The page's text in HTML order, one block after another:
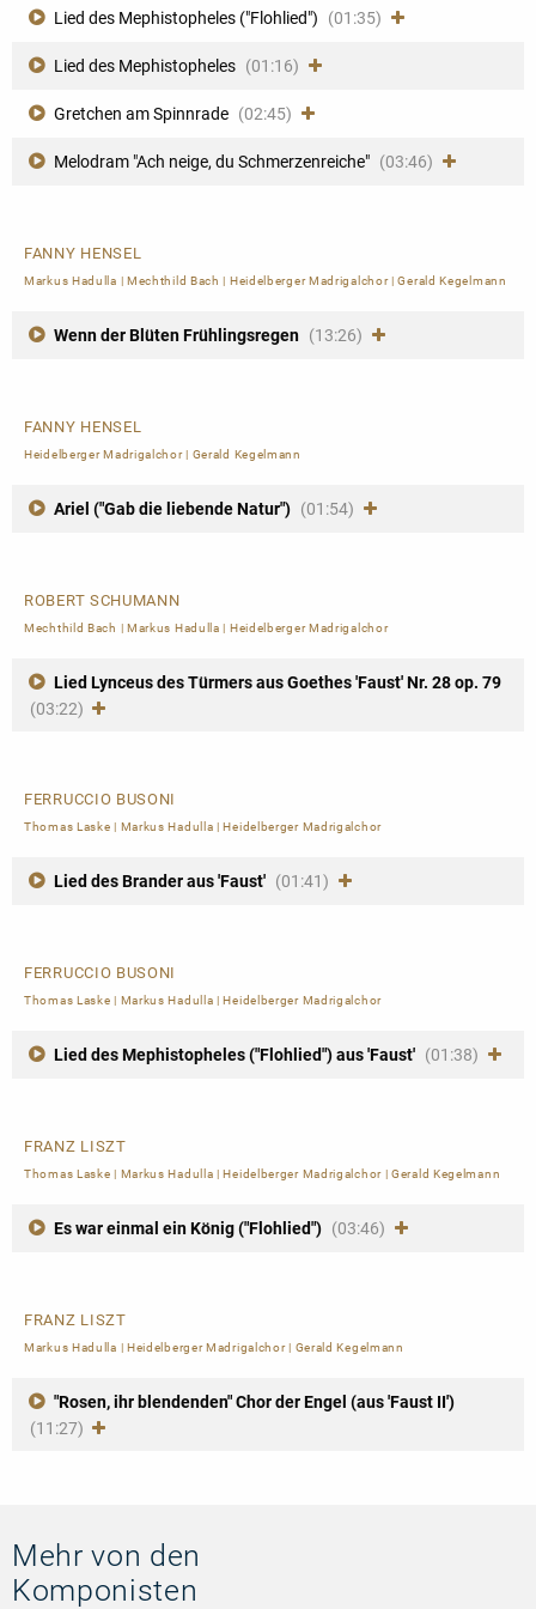
Lied des Mephistopheles ("Flohlied") (01:35)
Lied des Mephistopheles (01:16)
Gretchen am Spinnrade (02:45)
Melodram "Ach neige, du Schmerzenreiche" (03:46)
FANNY HENSEL
Markus Hadulla | Mechthild Bach | Heidelberger Madrigalchor|Gerald Kegelmann
Wenn der Blüten Frühlingsregen (13:26)
FANNY HENSEL
Heidelberger Madrigalchor| Gerald Kegelmann
Ariel ("Gab die liebende Natur") (01:54)
ROBERT SCHUMANN
Mechthild Bach | Markus Hadulla | Heidelberger Madrigalchor
Lied Lynceus des Türmers aus Goethes 'Faust' Nr. 28 op. 79
(03:22)
FERRUCCIO BUSONI
Thomas Laske | Markus Hadulla |Heidelberger Madrigalchor
Lied des Brander aus 'Faust' (01:41)
FERRUCCIO BUSONI
Thomas Laske | Markus Hadulla |Heidelberger Madrigalchor
Lied des Mephistopheles ("Flohlied") aus 'Faust' (01:38)
FRANZ LISZT
Thomas Laske | Markus Hadulla |Heidelberger Madrigalchor|Gerald Kegelmann
Es war einmal ein König ("Flohlied") (03:46)
FRANZ LISZT
Markus Hadulla | Heidelberger Madrigalchor| Gerald Kegelmann
"Rosen, ihr blendenden" Chor der Engel (aus 'Faust II')
(11:27)
Mehr von den
Komponisten